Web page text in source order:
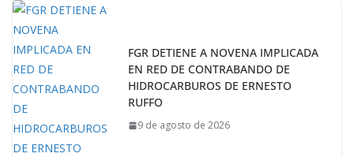
FGR DETIENE A NOVENA IMPLICADA
EN RED DE CONTRABANDO DE
HIDROCARBUROS DE ERNESTO
RUFFO
9 de agosto de 2026